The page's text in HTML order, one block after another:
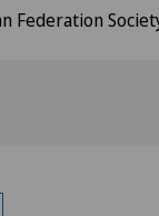
Federation